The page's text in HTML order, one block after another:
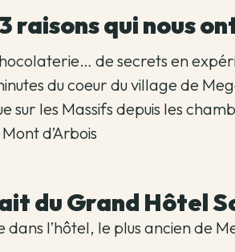
raisons qui nous
de secrets en
du coeur du village de
sur les Massifs depuis les
d’Arbois
du Grand Hôtel
dans l’hôtel, le plus ancien de